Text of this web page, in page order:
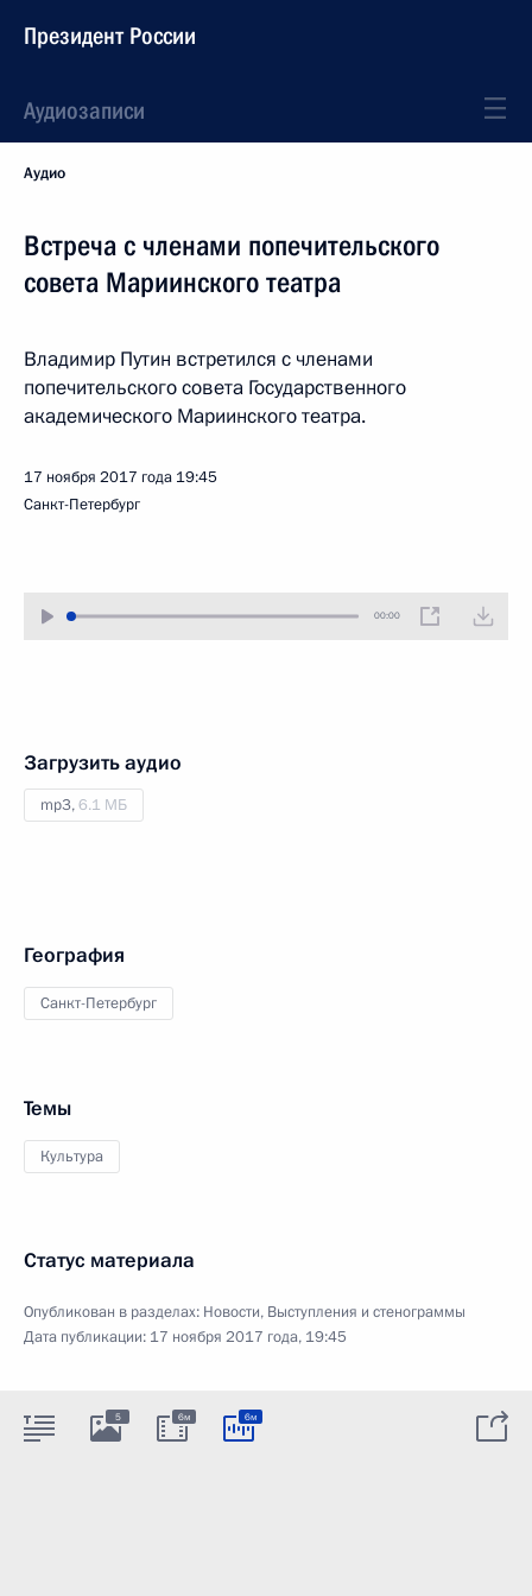
Президент России
Аудиозаписи
Аудио
Встреча с членами попечительского
совета Мариинского театра
Владимир Путин встретился с членами
попечительского совета Государственного
академического Мариинского театра.
17 ноября 2017 года 19:45
Санкт-Петербург
00:00
Загрузить аудио
mp3,6.1 МБ
География
Санкт-Петербург
Темы
Культура
Статус материала
Опубликован в разделах: Новости, Выступления и стенограммы
Дата публикации: 17 ноября 2017 года, 19:45
5 6м 6м